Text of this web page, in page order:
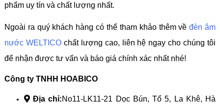
phẩm uy tín và chất lượng nhất.
Ngoài ra quý khách hàng có thể tham khảo thêm vềđèn âm
nước WELTICOchất lượng cao, liên hệ ngay cho chúng tôi
để nhận được tư vấn và báo giá chính xác nhất nhé!
Công ty TNHH HOABICO
Địa chỉ:No11-LK11-21 Dọc Bún, Tổ 5, La Khê, Hà